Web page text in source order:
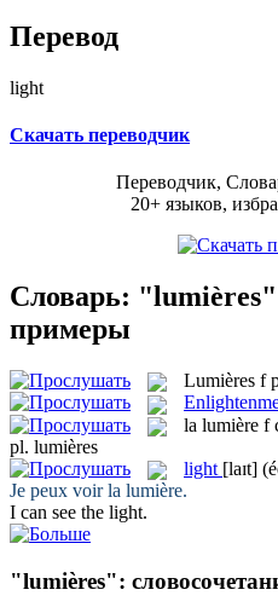
Перевод
light
Скачать переводчик
Переводчик,
20+ языков,
Словарь:
примеры
Lumières f
la lumière f
pl. lumières
light [laɪt]
Je peux voir la lumière.
I can see the light.
"lumières":